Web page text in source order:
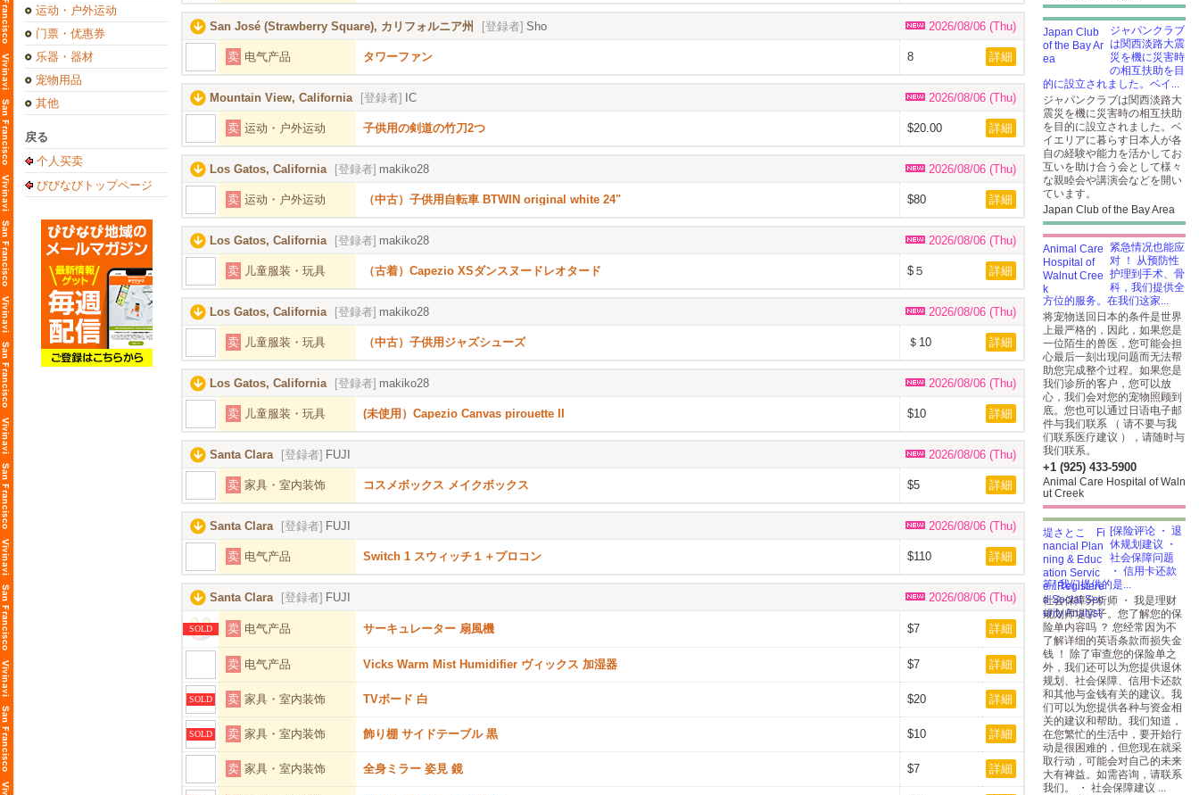
运动・户外运动
门票・优惠券
乐器・器材
宠物用品
其他
戻る
个人买卖
びびなびトップページ
San José (Strawberry Square), カリフォルニア州 [登録者] Sho 2026/08/06 (Thu)
卖 电气产品 タワーファン 8 詳細
Mountain View, California [登録者] IC 2026/08/06 (Thu)
卖 运动・户外运动 子供用の剣道の竹刀2つ $20.00 詳細
Los Gatos, California [登録者] makiko28 2026/08/06 (Thu)
卖 运动・户外运动 （中古）子供用自転車 BTWIN original white 24" $80 詳細
Los Gatos, California [登録者] makiko28 2026/08/06 (Thu)
卖 儿童服装・玩具 （古着）Capezio XSダンスヌードレオタード $５ 詳細
Los Gatos, California [登録者] makiko28 2026/08/06 (Thu)
卖 儿童服装・玩具 （中古）子供用ジャズシューズ ＄10 詳細
Los Gatos, California [登録者] makiko28 2026/08/06 (Thu)
卖 儿童服装・玩具 (未使用）Capezio Canvas pirouette II $10 詳細
Santa Clara [登録者] FUJI 2026/08/06 (Thu)
卖 家具・室内装饰 コスメボックス メイクボックス $5 詳細
Santa Clara [登録者] FUJI 2026/08/06 (Thu)
卖 电气产品 Switch 1 スウィッチ１＋プロコン $110 詳細
Santa Clara [登録者] FUJI 2026/08/06 (Thu)
SOLD 卖 电气产品 サーキュレーター 扇風機 $7 詳細
卖 电气产品 Vicks Warm Mist Humidifier ヴィックス 加湿器 $7 詳細
SOLD 卖 家具・室内装饰 TVボード 白 $20 詳細
SOLD 卖 家具・室内装饰 飾り棚 サイドテーブル 黒 $10 詳細
卖 家具・室内装饰 全身ミラー 姿見 鏡 $7 詳細
ジャパンクラブ
は関西淡路大震
災を機に災害時
の相互扶助を目
的に設立されました。ベイ...
ジャパンクラブは関西淡路大
震災を機に災害時の相互扶助
を目的に設立されました。ベ
イエリアに暮らす日本人が各
自の経験や能力を活かしてお
互いを助け合う会として様々
な親睦会や講演会などを開い
ています。
Japan Club of the Bay Area
紧急情况也能应
对 ！ 从预防性
护理到手术、骨
科，我们提供全
方位的服务。在我们这家...
将宠物送回日本的条件是世界
上最严格的，因此，如果您是
一位陌生的兽医，您可能会担
心最后一刻出现问题而无法帮
助您完成整个过程。如果您是
我们诊所的客户，您可以放
心，我们会对您的宠物照顾到
底。您也可以通过日语电子邮
件与我们联系 （ 请不要与我
们联系医疗建议 ），请随时与
我们联系。
+1 (925) 433-5900
Animal Care Hospital of Waln
ut Creek
[保险评论 ・ 退
休规划建议 ・
社会保障问题
・ 信用卡还款
等] 我们提供的是...
社会保障分析师 ・ 我是理财
规划师堤宗子。您了解您的保
险单内容吗 ？ 您经常因为不
了解详细的英语条款而损失金
钱 ！ 除了审查您的保险单之
外，我们还可以为您提供退休
规划、社会保障、信用卡还款
和其他与金钱有关的建议。我
们可以为您提供各种与资金相
关的建议和帮助。我们知道，
在您繁忙的生活中，要开始行
动是很困难的，但您现在就采
取行动，可能会对自己的未来
大有裨益。如需咨询，请联系
我们。 ・ 社会保障建议 ...